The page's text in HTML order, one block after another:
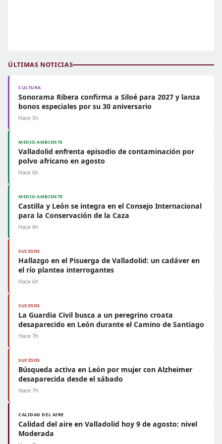
ÚLTIMAS NOTICIAS
CULTURA
Sonorama Ribera confirma a Siloé para 2027 y lanza
bonos especiales por su 30 aniversario
Hace 5h
MEDIO AMBIENTE
Valladolid enfrenta episodio de contaminación por
polvo africano en agosto
Hace 6h
MEDIO AMBIENTE
Castilla y León se integra en el Consejo Internacional
para la Conservación de la Caza
Hace 6h
SUCESOS
Hallazgo en el Pisuerga de Valladolid: un cadáver en
el río plantea interrogantes
Hace 6h
SUCESOS
La Guardia Civil busca a un peregrino croata
desaparecido en León durante el Camino de Santiago
Hace 7h
SUCESOS
Búsqueda activa en León por mujer con Alzheimer
desaparecida desde el sábado
Hace 7h
CALIDAD DEL AIRE
Calidad del aire en Valladolid hoy 9 de agosto: nivel
Moderada